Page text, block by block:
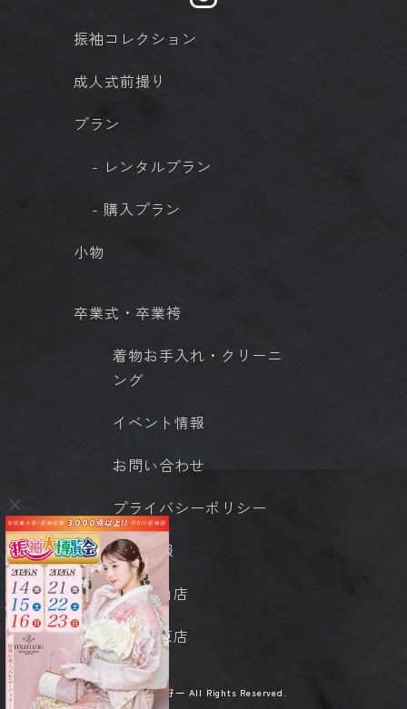
振袖コレクション
成人式前撮り
プラン
- レンタルプラン
- 購入プラン
小物
卒業式・卒業袴
着物お手入れ・クリーニ
ング
イベント情報
お問い合わせ
プライバシーポリシー
店舗情報
- 岡山店
- 城東店
© 京呉服 好一 All Rights Reserved.